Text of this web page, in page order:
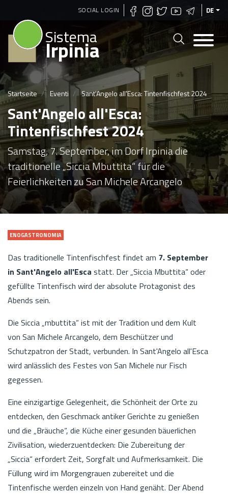
Direkt
zum
Inhalt
SOCIAL LOGIN DE
Sistema
Irpinia
Startseite Eventi Sant'Angelo all'Esca: Tintenfischfest 2024
Sant'Angelo all'Esca:
Tintenfischfest 2024
Samstag, 7. September, im Dorf Irpinia die
traditionelle „Siccia Mbuttita“ für die
Feierlichkeiten zu San Michele Arcangelo
ENOGASTRONOMIA
Das traditionelle Tintenfischfest findet am 7. September
in Sant'Angelo all'Esca statt. Der „Siccia Mbuttita“ oder
gefüllte Tintenfisch wird der absolute Protagonist des
Abends sein.
Die Siccia „mbuttita“ ist mit der Tradition und dem Kult
von San Michele Arcangelo, dem Beschützer und
Schutzpatron der Stadt, verbunden. In Sant'Angelo all'Esca
wird anlässlich des Festes von San Michele nur Fisch
gegessen.
Eine einzigartige Gelegenheit, die Schönheit der Orte zu
entdecken, den Geschmack antiker Gerichte zu genießen
und die „Bräuche“, die Küche einer gesunden bäuerlichen
Zivilisation, wiederzuentdecken: Die Zubereitung der
„Siccia“ erfordert Zeit, Sorgfalt und Aufmerksamkeit. Die
Füllung wird im Morgengrauen zubereitet und die
Tintenfische werden einzeln von Hand genäht. Der Abend